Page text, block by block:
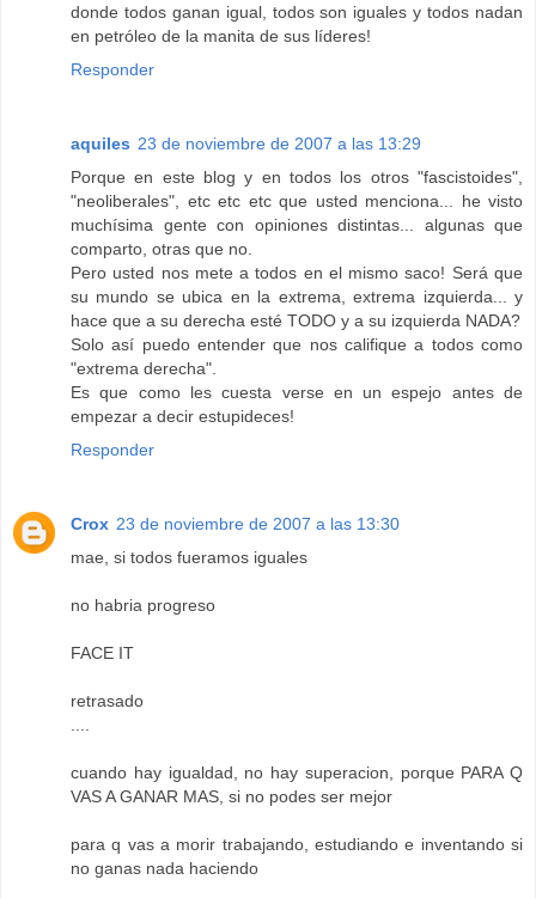
donde todos ganan igual, todos son iguales y todos nadan
en petróleo de la manita de sus líderes!
Responder
aquiles 23 de noviembre de 2007 a las 13:29
Porque en este blog y en todos los otros "fascistoides",
"neoliberales", etc etc etc que usted menciona... he visto
muchísima gente con opiniones distintas... algunas que
comparto, otras que no.
Pero usted nos mete a todos en el mismo saco! Será que
su mundo se ubica en la extrema, extrema izquierda... y
hace que a su derecha esté TODO y a su izquierda NADA?
Solo así puedo entender que nos califique a todos como
"extrema derecha".
Es que como les cuesta verse en un espejo antes de
empezar a decir estupideces!
Responder
Crox 23 de noviembre de 2007 a las 13:30
mae, si todos fueramos iguales
no habria progreso
FACE IT
retrasado
cuando hay igualdad, no hay superacion, porque PARA Q
VAS A GANAR MAS, si no podes ser mejor
para q vas a morir trabajando, estudiando e inventando si
no ganas nada haciendo